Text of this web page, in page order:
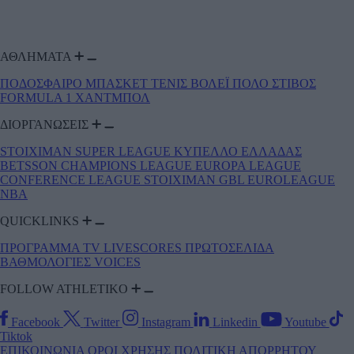
ΑΘΛΗΜΑΤΑ
ΠΟΔΟΣΦΑΙΡΟ ΜΠΑΣΚΕΤ ΤΕΝΙΣ ΒΟΛΕΪ ΠΟΛΟ ΣΤΙΒΟΣ
FORMULA 1 ΧΑΝΤΜΠΟΛ
ΔΙΟΡΓΑΝΩΣΕΙΣ
STOIXIMAN SUPER LEAGUE ΚΥΠΕΛΛΟ ΕΛΛΑΔΑΣ
BETSSON CHAMPIONS LEAGUE EUROPA LEAGUE
CONFERENCE LEAGUE STOIXIMAN GBL EUROLEAGUE
NBA
QUICKLINKS
ΠΡΟΓΡΑΜΜΑ TV LIVESCORES ΠΡΩΤΟΣΕΛΙΔΑ
ΒΑΘΜΟΛΟΓΙΕΣ VOICES
FOLLOW ATHLETIKO
Facebook Twitter Instagram Linkedin
Youtube
Tiktok
ΕΠΙΚΟΙΝΩΝΙΑ ΟΡΟΙ ΧΡΗΣΗΣ ΠΟΛΙΤΙΚΗ ΑΠΟΡΡΗΤΟΥ